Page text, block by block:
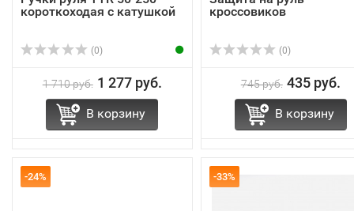
короткоходая с катушкой
(0)
1 710 руб. 1 277 руб.
В корзину
кроссовиков
(0)
745 руб. 435 руб.
В корзину
-24% -33%